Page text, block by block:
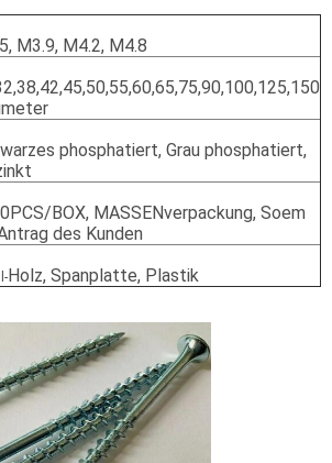
M3.9, M4.2, M4.8
phosphatiert, Grau phosphatiert,
BOX, MASSENverpackung, Soem
des Kunden
Holz, Spanplatte, Plastik